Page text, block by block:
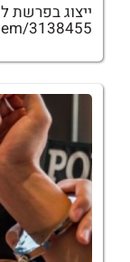
ייצוג בפרשת
3138455